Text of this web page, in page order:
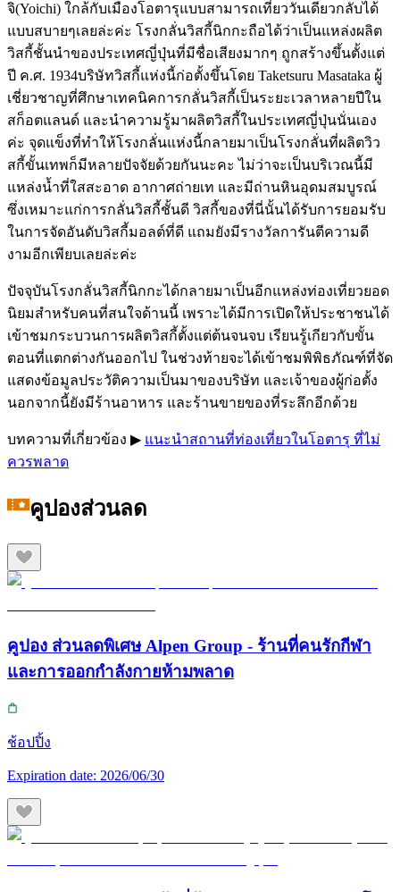
จิ(Yoichi) ใกล้กับเมืองโอตารุแบบสามารถเที่ยววันเดียวกลับได้
แบบสบายๆเลยล่ะค่ะ โรงกลั่นวิสกี้นิกกะถือได้ว่าเป็นแหล่งผลิต
วิสกี้ชั้นนำของประเทศญี่ปุ่นที่มีชื่อเสียงมากๆ ถูกสร้างขึ้นตั้งแต่
ปี ค.ศ. 1934บริษัทวิสกี้แห่งนี้ก่อตั้งขึ้นโดย Taketsuru Masataka ผู้
เชี่ยวชาญที่ศึกษาเทคนิคการกลั่นวิสกี้เป็นระยะเวลาหลายปีใน
สก็อตแลนด์ และนำความรู้มาผลิตวิสกี้ในประเทศญี่ปุ่นนั่นเอง
ค่ะ จุดแข็งที่ทำให้โรงกลั่นแห่งนี้กลายมาเป็นโรงกลั่นที่ผลิตวิว
สกี้ขั้นเทพก็มีหลายปัจจัยด้วยกันนะคะ ไม่ว่าจะเป็นบริเวณนี้มี
แหล่งน้ำที่ใสสะอาด อากาศถ่ายเท และมีถ่านหินอุดมสมบูรณ์
ซึ่งเหมาะแก่การกลั่นวิสกี้ชั้นดี วิสกี้ของที่นี่นั้นได้รับการยอมรับ
ในการจัดอันดับวิสกี้มอลต์ที่ดี แถมยังมีรางวัลการันตีความดี
งามอีกเพียบเลยล่ะค่ะ
ปัจจุบันโรงกลั่นวิสกี้นิกกะได้กลายมาเป็นอีกแหล่งท่องเที่ยวยอด
นิยมสำหรับคนที่สนใจด้านนี้ เพราะได้มีการเปิดให้ประชาชนได้
เข้าชมกระบวนการผลิตวิสกี้ตั้งแต่ต้นจนจบ เรียนรู้เกียวกับขั้น
ตอนที่แตกต่างกันออกไป ในช่วงท้ายจะได้เข้าชมพิพิธภัณฑ์ที่จัด
แสดงข้อมูลประวัติความเป็นมาของบริษัท และเจ้าของผู้ก่อตั้ง
นอกจากนี้ยังมีร้านอาหาร และร้านขายของที่ระลึกอีกด้วย
บทความที่เกี่ยวข้อง ▶︎ แนะนำสถานที่ท่องเที่ยวในโอตารุ ที่ไม่
ควรพลาด
คูปองส่วนลด
คูปอง ส่วนลดพิเศษ Alpen Group - ร้านที่คนรักกีฬา
และการออกกำลังกายห้ามพลาด
ช้อปปิ้ง
Expiration date: 2026/06/30